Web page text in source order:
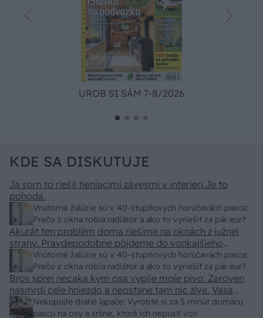
UROB SI SÁM 7-8/2026
KDE SA DISKUTUJE
Vnútorné žalúzie sú v 40-stupňových horúčavách pasca:
Prečo z okna robia radiátor a ako to vyriešiť za pár eur?
Ja som to riešil tieniacimi závesmi v interieri.Je to
pohoda.
Vnútorné žalúzie sú v 40-stupňových horúčavách pasca:
Prečo z okna robia radiátor a ako to vyriešiť za pár eur?
Akurát ten problém doma riešime na oknách z južnej
strany. Pravdepodobne pôjdeme do vonkajšieho
tienenia na spôsob markízy 250x150cm. Čínsky
predajcovia idú okolo 100 eur kus.
Nekupujte drahé lapače: Vyrobte si za 5 minút domácu
pascu na osy a sršne, ktorá ich nepustí von
Bros sprej necaka kym osa vypije moje pivo. Zaroven
nasmrdi cele hniezdo a neostane tam nic zive. Vasa
pasca naucinke moc efektivne. Skor pritiahne slimaky